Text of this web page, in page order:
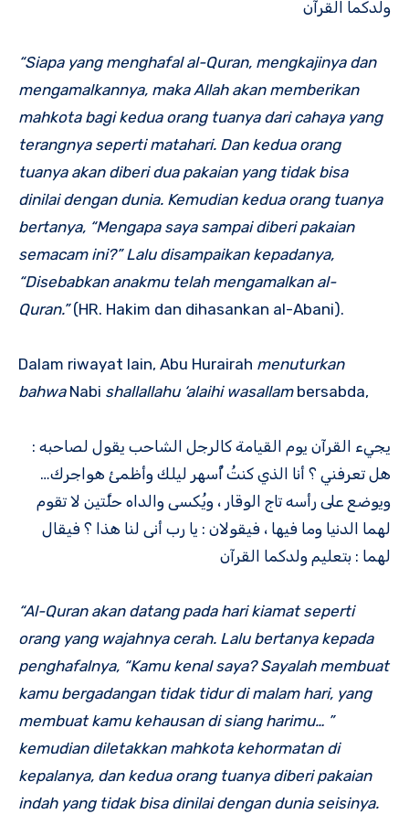
ولدكما القرآن
“Siapa yang menghafal al-Quran, mengkajinya dan
mengamalkannya, maka Allah akan memberikan
mahkota bagi kedua orang tuanya dari cahaya yang
terangnya seperti matahari. Dan kedua orang
tuanya akan diberi dua pakaian yang tidak bisa
dinilai dengan dunia. Kemudian kedua orang tuanya
bertanya, “Mengapa saya sampai diberi pakaian
semacam ini?” Lalu disampaikan kepadanya,
“Disebabkan anakmu telah mengamalkan al-
Quran.”(HR. Hakim dan dihasankan al-Abani).
Dalam riwayat lain, Abu Hurairah menuturkan
bahwa Nabi shallallahu ‘alaihi wasallambersabda,
يجيء القرآن يوم القيامة كالرجل الشاحب يقول لصاحبه :
هل تعرفني ؟ أنا الذي كنتُ أُسهر ليلك وأظمئ هواجرك…
ويوضع على رأسه تاج الوقار ، ويُكسى والداه حلَّتين لا تقوم
لهما الدنيا وما فيها ، فيقولان : يا رب أنى لنا هذا ؟ فيقال
لهما : بتعليم ولدكما القرآن
“Al-Quran akan datang pada hari kiamat seperti
orang yang wajahnya cerah. Lalu bertanya kepada
penghafalnya, “Kamu kenal saya? Sayalah membuat
kamu bergadangan tidak tidur di malam hari, yang
membuat kamu kehausan di siang harimu… ”
kemudian diletakkan mahkota kehormatan di
kepalanya, dan kedua orang tuanya diberi pakaian
indah yang tidak bisa dinilai dengan dunia seisinya.